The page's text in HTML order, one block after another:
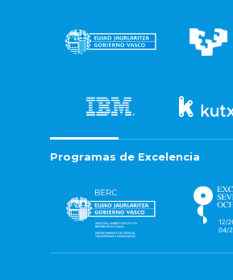
Programas de Excelencia